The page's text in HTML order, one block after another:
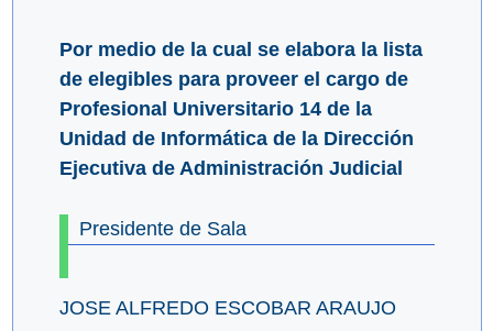
Por medio de la cual se elabora la lista
de elegibles para proveer el cargo de
Profesional Universitario 14 de la
Unidad de Informática de la Dirección
Ejecutiva de Administración Judicial
Presidente de Sala
JOSE ALFREDO ESCOBAR ARAUJO